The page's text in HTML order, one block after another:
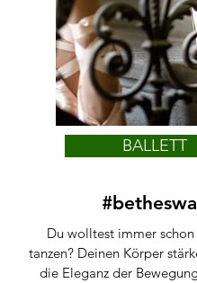
BALLETT
Du wolltest immer
tanzen? Deinen Körper
die Eleganz der